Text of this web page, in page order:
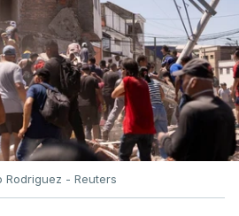
Rodriguez - Reuters